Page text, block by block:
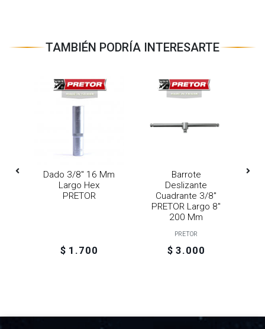
TAMBIÉN PODRÍA INTERESARTE
Dado 3/8" 16 Mm
Largo Hex
PRETOR
$ 1.700
Barrote
Deslizante
Cuadrante 3/8"
PRETOR Largo 8"
200 Mm
PRETOR
$ 3.000